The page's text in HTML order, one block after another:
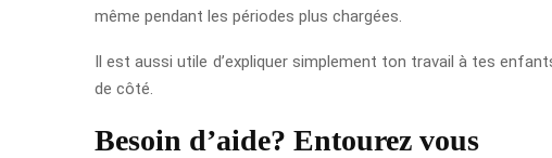
même pendant les périodes plus chargées.
Il est aussi utile d’expliquer simplement ton travail à tes
de côté.
Besoin d’aide? Entourez vous